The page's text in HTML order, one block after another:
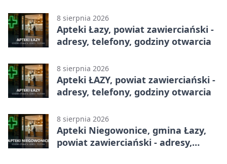
8 sierpnia 2026
Apteki Łazy, powiat zawierciański -
adresy, telefony, godziny otwarcia
8 sierpnia 2026
Apteki ŁAZY, powiat zawierciański -
adresy, telefony, godziny otwarcia
8 sierpnia 2026
Apteki Niegowonice, gmina Łazy,
powiat zawierciański - adresy,